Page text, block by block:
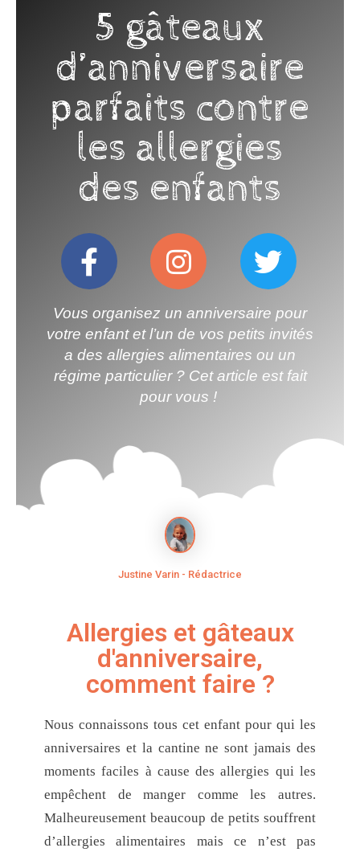
5 gâteaux
d’anniversaire
parfaits contre
les allergies
des enfants
Vous organisez un anniversaire pour
votre enfant et l’un de vos petits invités
a des allergies alimentaires ou un
régime particulier ? Cet article est fait
pour vous !
Justine Varin - Rédactrice
Allergies et gâteaux
d'anniversaire,
comment faire ?
Nous connaissons tous cet enfant pour qui les
anniversaires et la cantine ne sont jamais des
moments faciles à cause des allergies qui les
empêchent de manger comme les autres.
Malheureusement beaucoup de petits souffrent
d’allergies alimentaires mais ce n’est pas